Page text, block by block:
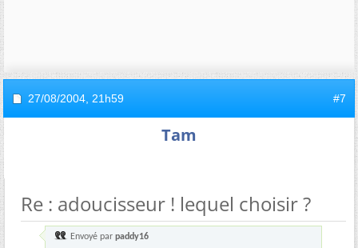
27/08/2004, 21h59 #7
Tam
Re : adoucisseur ! lequel choisir ?
Envoyé par paddy16